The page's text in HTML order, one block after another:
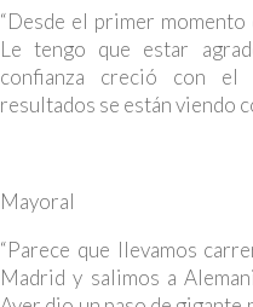
“Desde el primer
Le tengo que estar
confianza creció con
resultados se están viendo
Mayoral
“Parece que llevamos
Madrid y salimos a